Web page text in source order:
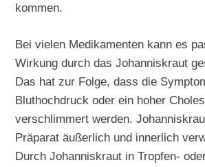
kommen.
Bei vielen Medikamenten kann es
Wirkung durch das Johanniskraut
Das hat zur Folge, dass die
Bluthochdruck oder ein hoher
verschlimmert werden.
Präparat äußerlich und innerlich
Durch Johanniskraut in Tropfen-